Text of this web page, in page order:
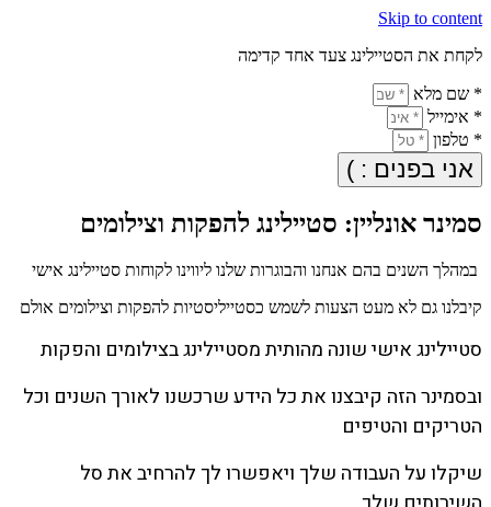
Skip to content
לקחת את הסטיילינג צעד אחד קדימה
* שם מלא
* אימייל
* טלפון
אני בפנים : )
סמינר אונליין: סטיילינג להפקות וצילומים
במהלך השנים בהם אנחנו והבוגרות שלנו ליווינו לקוחות סטיילינג אישי
קיבלנו גם לא מעט הצעות לשמש כסטייליסטיות להפקות וצילומים אולם
סטיילינג אישי שונה מהותית מסטיילינג בצילומים והפקות
ובסמינר הזה קיבצנו את כל הידע שרכשנו לאורך השנים וכל
הטריקים והטיפים
שיקלו על העבודה שלך ויאפשרו לך להרחיב את סל